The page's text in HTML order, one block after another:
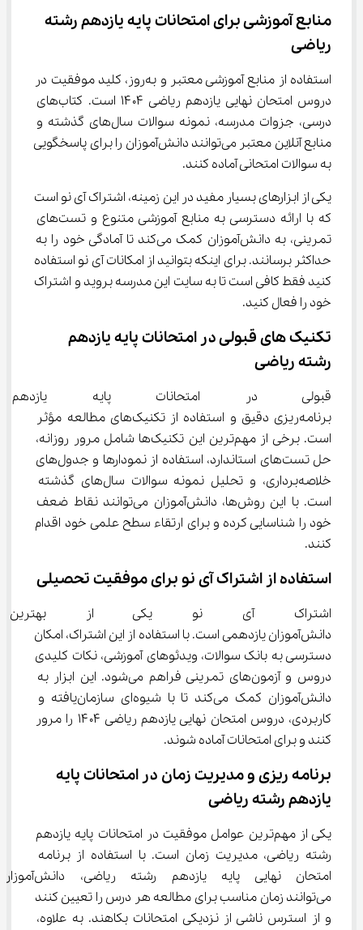
منابع آموزشی برای امتحانات پایه یازدهم رشته
ریاضی
استفاده از منابع آموزشی معتبر و به‌روز، کلید موفقیت در
دروس امتحان نهایی یازدهم ریاضی ۱۴۰۴ است. کتاب‌های
درسی، جزوات مدرسه، نمونه سوالات سال‌های گذشته و
منابع آنلاین معتبر می‌توانند دانش‌آموزان را برای پاسخگویی
به سوالات امتحانی آماده کنند.
یکی از ابزارهای بسیار مفید در این زمینه، اشتراک آی نو است
که با ارائه دسترسی به منابع آموزشی متنوع و تست‌های
تمرینی، به دانش‌آموزان کمک می‌کند تا آمادگی خود را به
حداکثر برسانند. برای اینکه بتوانید از امکانات آی نو استفاده
کنید فقط کافی است تا به سایت این مدرسه بروید و اشتراک
خود را فعال کنید.
تکنیک‌ های قبولی در امتحانات پایه یازدهم
رشته ریاضی
قبولی در امتحانات پایه
برنامه‌ریزی دقیق و استفاده از تکنیک‌های مطالعه مؤثر
است. برخی از مهم‌ترین این تکنیک‌ها شامل مرور روزانه،
حل تست‌های استاندارد، استفاده از نمودارها و جدول‌های
خلاصه‌برداری، و تحلیل نمونه سوالات سال‌های گذشته
است. با این روش‌ها، دانش‌آموزان می‌توانند نقاط ضعف
خود را شناسایی کرده و برای ارتقاء سطح علمی خود اقدام
کنند.
استفاده از اشتراک آی نو برای موفقیت تحصیلی
اشتراک آی نو یکی از بهترین
دانش‌آموزان یازدهمی است. با استفاده از این اشتراک، امکان
دسترسی به بانک سوالات، ویدئوهای آموزشی، نکات کلیدی
دروس و آزمون‌های تمرینی فراهم می‌شود. این ابزار به
دانش‌آموزان کمک می‌کند تا با شیوه‌ای سازمان‌یافته و
کاربردی، دروس امتحان نهایی یازدهم ریاضی ۱۴۰۴ را مرور
کنند و برای امتحانات آماده شوند.
برنامه ریزی و مدیریت زمان در امتحانات پایه
یازدهم رشته ریاضی
یکی از مهم‌ترین عوامل موفقیت در امتحانات پایه یازدهم
رشته ریاضی، مدیریت زمان است. با استفاده از برنامه
امتحان نهایی پایه یازدهم رشته ریاضی، دانش‌آموزان
می‌توانند زمان مناسب برای مطالعه هر درس را تعیین کنند
و از استرس ناشی از نزدیکی امتحانات بکاهند. به علاوه،